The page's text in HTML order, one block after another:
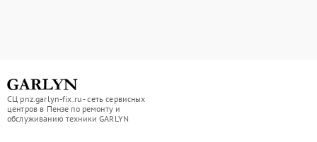
СЦ pnz.garlyn-fix.ru - сеть сервисных
центров в Пензе по ремонту и
обслуживанию техники GARLYN